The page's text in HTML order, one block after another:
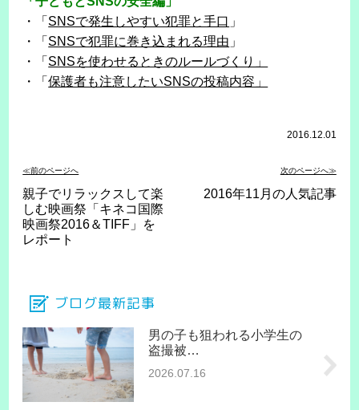
・「 SNSで発生しやすい犯罪と手口 」
・「 SNSで犯罪に巻き込まれる理由 」
・「 SNSを使わせるときのルールづくり」
・「保護者も注意したいSNSの投稿内容」
2016.12.01
≪前のページへ 次のページへ≫
親子でリラックスして楽
しむ映画祭「キネコ国際
映画祭2016＆TIFF」を
レポート
2016年11月の人気記事
ブログ最新記事
男の子も狙われる小学生の
盗撮被…
2026.07.16